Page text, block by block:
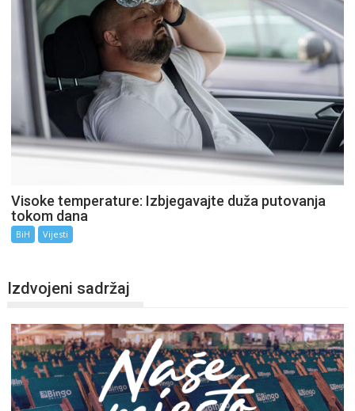
Visoke temperature: Izbjegavajte duža putovanja
tokom dana
BiH Vijesti
Izdvojeni sadržaj